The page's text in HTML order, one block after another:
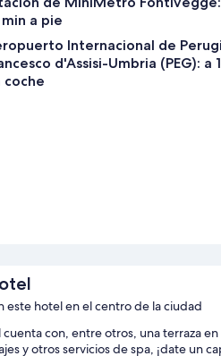
min a pie
Internacional de
d'Assisi-Umbria (PEG): a
coche
este hotel en el centro de la ciudad
con, entre otros, una terraza
y otros servicios de spa, ¡date un